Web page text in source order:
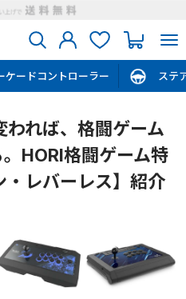
ケードコントローラー ステ
われば、格闘ゲーム
HORI格闘ゲーム特
・レバーレス】紹介